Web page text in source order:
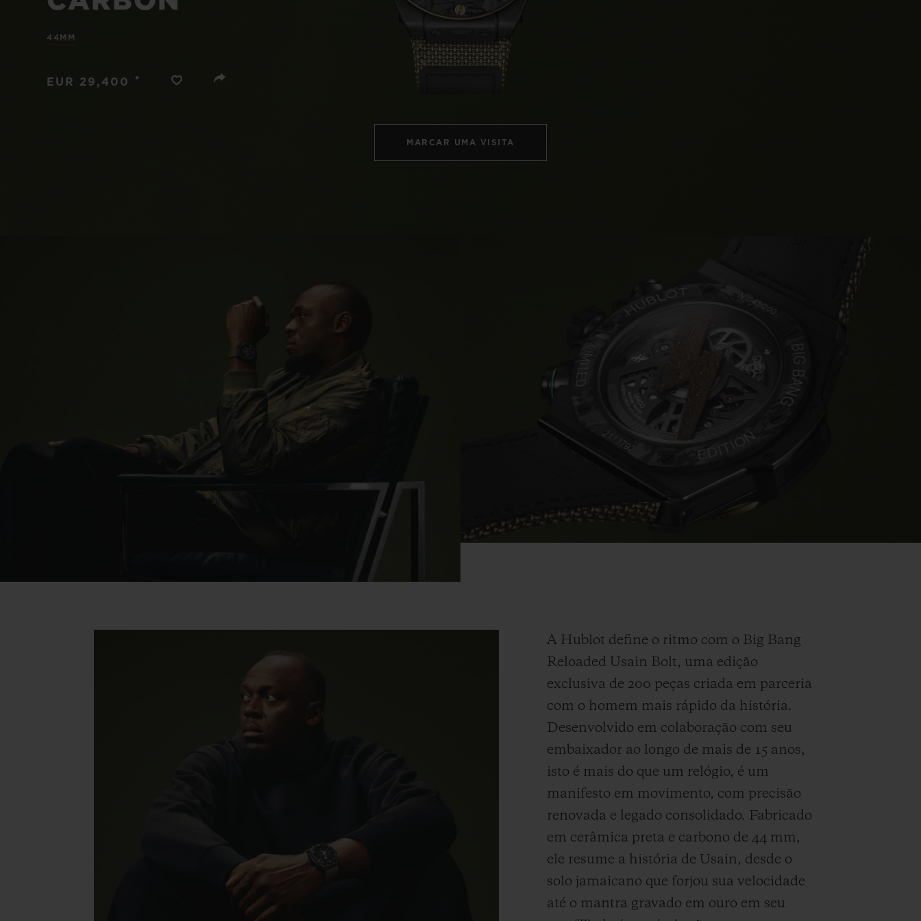
44MM
EUR 29,400 •
MARCAR UMA VISITA
A Hublot define o ritmo com o Big Bang
Reloaded Usain Bolt, uma edição
exclusiva de 200 peças criada em parceria
com o homem mais rápido da história.
Desenvolvido em colaboração com seu
embaixador ao longo de mais de 15 anos,
isto é mais do que um relógio, é um
manifesto em movimento, com precisão
renovada e legado consolidado. Fabricado
em cerâmica preta e carbono de 44 mm,
ele resume a história de Usain, desde o
solo jamaicano que forjou sua velocidade
até o mantra gravado em ouro em seu
BIG BANG
PEACH CERAMIC
SERVIÇIOS EXCLUSIVOS
HUBLOTISTA E
ENTREGA PROGRAMADA ENTREGA E DEVOLUÇÕES